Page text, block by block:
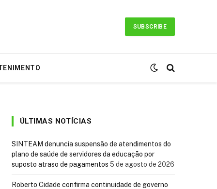
SUBSCRIBE
ÚLTIMAS NOTÍCIAS
SINTEAM denuncia suspensão de atendimentos do
plano de saúde de servidores da educação por
suposto atraso de pagamentos 5 de agosto de 2026
Roberto Cidade confirma continuidade de governo